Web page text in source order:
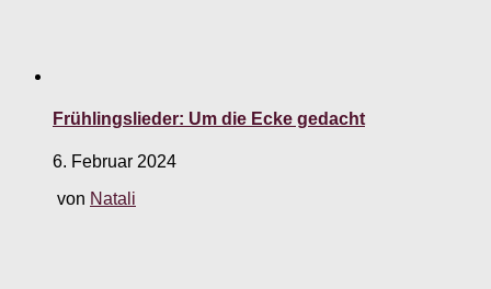
Frühlingslieder: Um die Ecke gedacht
6. Februar 2024
von Natali